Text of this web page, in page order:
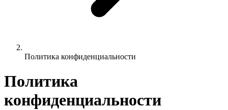
Политика конфиденциальности
Политика
конфиденциальности